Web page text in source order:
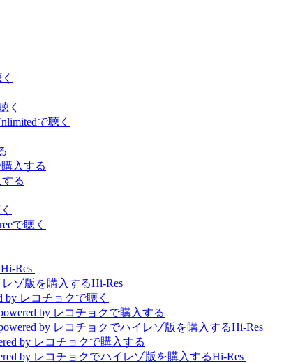
Hi-Res
Hi-Res
Hi-Res
Hi-Res